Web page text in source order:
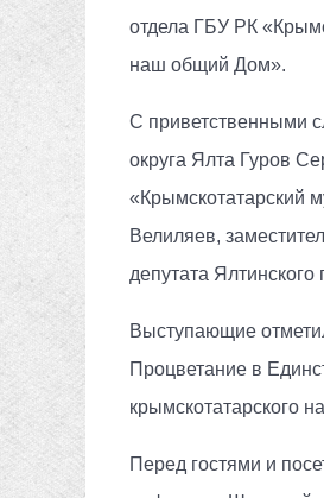
отдела ГБУ РК
наш общий Дом».
С приветственными
округа Ялта Гуров
«Крымскотатарский
Велиляев,
депутата
Выступающие
Процветание в
крымскотатарского
Перед гостями и